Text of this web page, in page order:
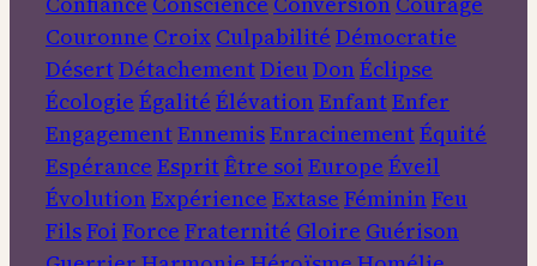
Couronne Croix Culpabilité Démocratie
DésertDétachementDieuDonÉclipse
Écologie Égalité ÉlévationEnfantEnfer
EngagementEnnemisEnracinementÉquité
Espérance EspritÊtre soi Europe Éveil
ÉvolutionExpérience Extase FémininFeu
FilsFoi Force Fraternité Gloire Guérison